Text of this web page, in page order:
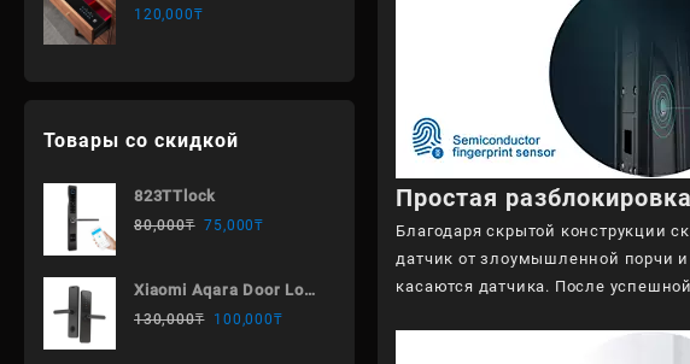
Простая
Благодаря скрытой конструкции
датчик от злоумышленной порчи
касаются датчика. После
типа 400 х 400 х 150
120,000₸
Товары со скидкой
823TTlock
80,000₸ 75,000₸
Xiaomi Aqara Door Lock
A100 Zigbee
130,000₸ 100,000₸